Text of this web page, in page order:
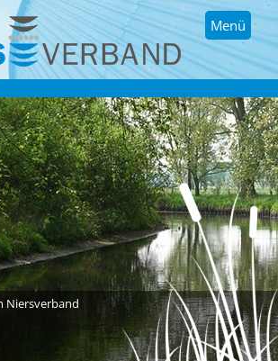
Menü
Niersverband